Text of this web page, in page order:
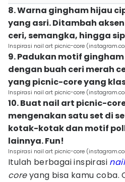
8. Warna gingham hijau
yang asri. Ditambah
ceri, semangka, hingga
Inspirasi nail art picnic-core
9. Padukan motif
dengan buah ceri merah
yang picnic-core yang
Inspirasi nail art picnic-core
10. Buat nail art picnic-
mengenakan satu set di
kotak-kotak dan motif
lainnya. Fun!
Inspirasi nail art picnic-core
Itulah berbagai inspirasi
coreyang bisa kamu coba.